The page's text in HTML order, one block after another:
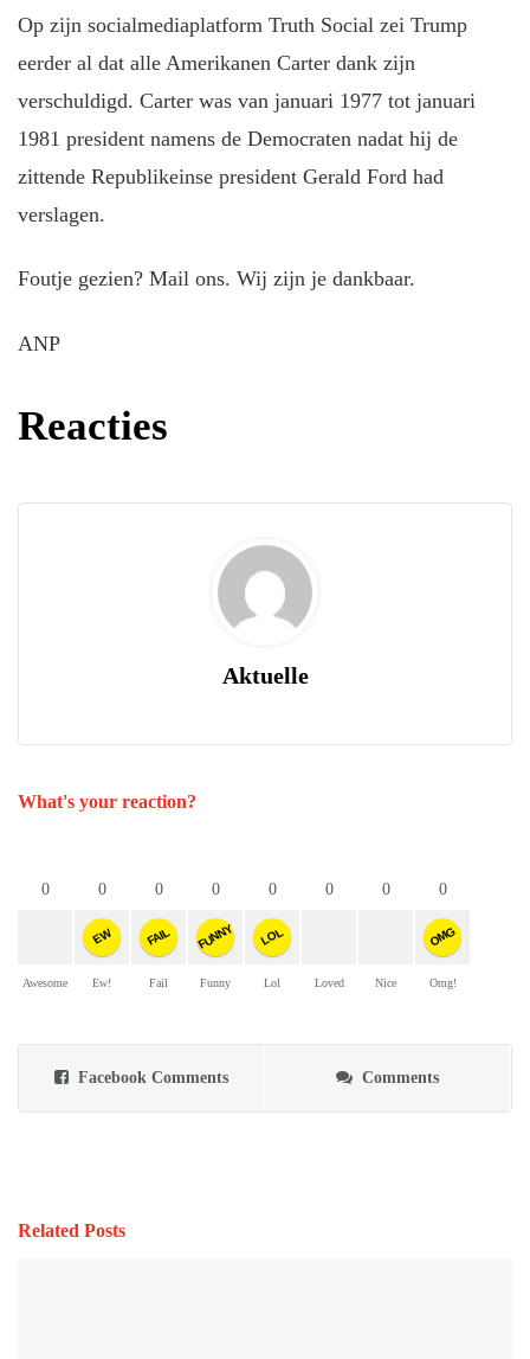
Op zijn socialmediaplatform Truth Social zei Trump
eerder al dat alle Amerikanen Carter dank zijn
verschuldigd. Carter was van januari 1977 tot januari
1981 president namens de Democraten nadat hij de
zittende Republikeinse president Gerald Ford had
verslagen.
Foutje gezien? Mail ons. Wij zijn je dankbaar.
ANP
Reacties
Aktuelle
What's your reaction?
0
Awesome
0
EW
Ew!
0
FAIL
Fail
0
FUNNY
Funny
0
LOL
Lol
0
Loved
0
Nice
0
OMG
Omg!
Facebook Comments Comments
Related Posts